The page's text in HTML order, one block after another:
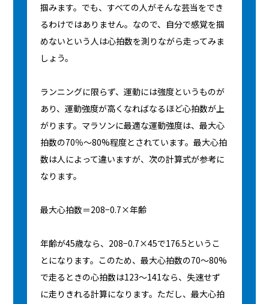
掴みます。でも、すべての人がそんな芸当をでき
るわけではありません。なので、自分で感覚を掴
めないという人は心拍数を測りながら走ってみま
しょう。
ランニングに限らず、運動には強度というものが
あり、運動強度が高くなればなるほど心拍数が上
がります。マラソンに最適な運動強度は、最大心
拍数の70％～80%程度とされています。最大心拍
数は人によって違いますが、次の計算式が参考に
なります。
最大心拍数＝208−0.7×年齢
年齢が45歳なら、208−0.7×45で176.5というこ
とになります。このため、最大心拍数の70〜80%
で走るときの心拍数は123〜141なら、失速せず
に走りきれる計算になります。ただし、最大心拍